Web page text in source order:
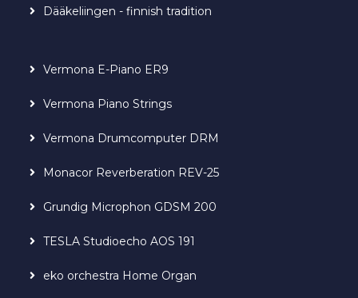
Dääkeliingen - finnish tradition
Vermona E-Piano ER9
Vermona Piano Strings
Vermona Drumcomputer DRM
Monacor Reverberation REV-25
Grundig Microphon GDSM 200
TESLA Studioecho AOS 191
eko orchestra Home Organ